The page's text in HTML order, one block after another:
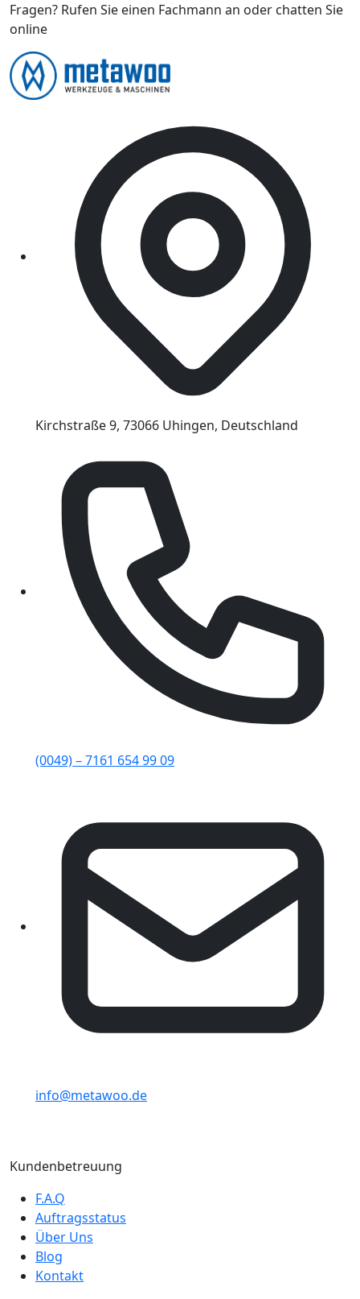
Fragen? Rufen Sie einen Fachmann an oder chatten Sie
online
Kirchstraße 9, 73066 Uhingen, Deutschland
(0049) – 7161 654 99 09
info@metawoo.de
Kundenbetreuung
F.A.Q
Auftragsstatus
Über Uns
Blog
Kontakt